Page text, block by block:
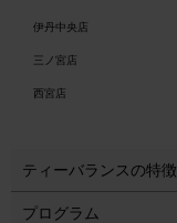
伊丹中央店
三ノ宮店
西宮店
ティーバランスの特徴
プログラム